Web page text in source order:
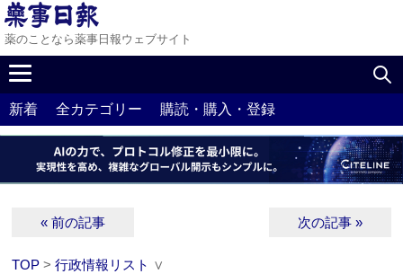
薬のことなら薬事日報ウェブサイト
新着 全カテゴリー 購読・購入・登録
« 前の記事 次の記事 »
TOP >行政情報リスト ∨